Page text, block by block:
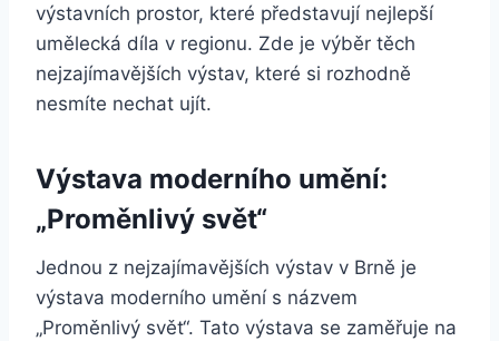
výstavních prostor, které představují nejlepší
umělecká díla v regionu. Zde je výběr těch
nejzajímavějších výstav, které si rozhodně
nesmíte nechat ujít.
Výstava moderního umění:
„Proměnlivý svět“
Jednou z nejzajímavějších výstav v Brně je
výstava moderního umění s názvem
„Proměnlivý svět“. Tato výstava se zaměřuje na